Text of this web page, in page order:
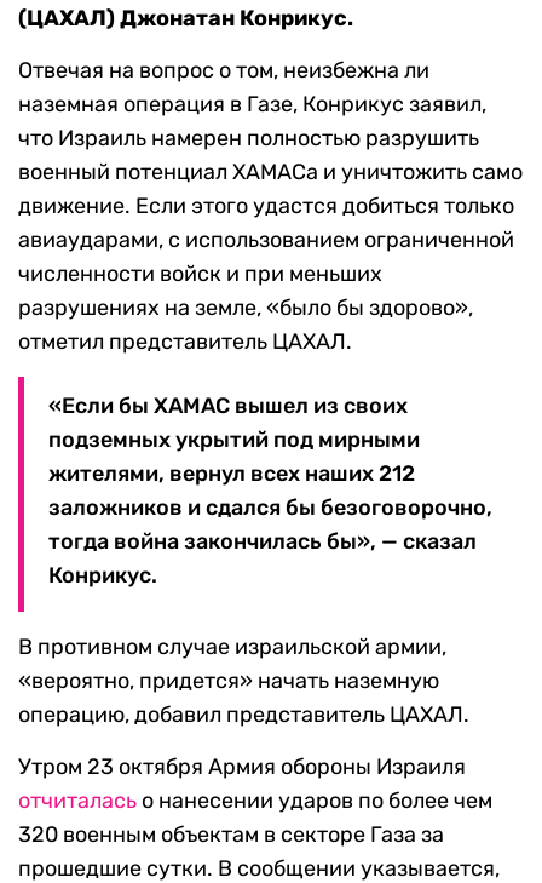
(ЦАХАЛ) Джонатан Конрикус.
Отвечая на вопрос о том, неизбежна ли
наземная операция в Газе, Конрикус заявил,
что Израиль намерен полностью разрушить
военный потенциал ХАМАСа и уничтожить само
движение. Если этого удастся добиться только
авиаударами, с использованием ограниченной
численности войск и при меньших
разрушениях на земле, «было бы здорово»,
отметил представитель ЦАХАЛ.
«Если бы ХАМАС вышел из своих
подземных укрытий под мирными
жителями, вернул всех наших 212
заложников и сдался бы безоговорочно,
тогда война закончилась бы», — сказал
Конрикус.
В противном случае израильской армии,
«вероятно, придется» начать наземную
операцию, добавил представитель ЦАХАЛ.
Утром 23 октября Армия обороны Израиля
отчиталась о нанесении ударов по более чем
320 военным объектам в секторе Газа за
прошедшие сутки. В сообщении указывается,